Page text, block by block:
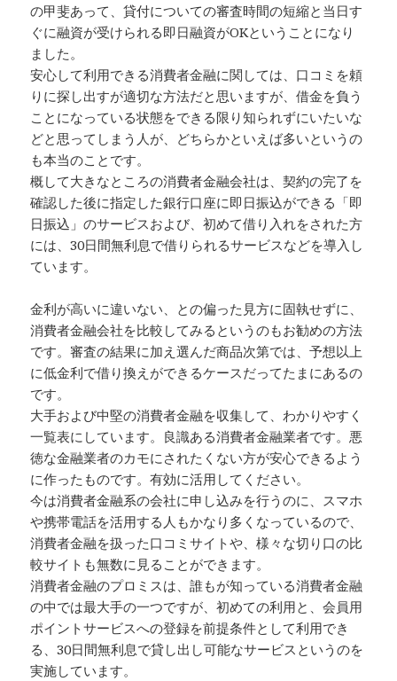
の甲斐あって、貸付についての審査時間の短縮と当日す
ぐに融資が受けられる即日融資がOKということになり
ました。
安心して利用できる消費者金融に関しては、口コミを頼
りに探し出すが適切な方法だと思いますが、借金を負う
ことになっている状態をできる限り知られずにいたいな
どと思ってしまう人が、どちらかといえば多いというの
も本当のことです。
概して大きなところの消費者金融会社は、契約の完了を
確認した後に指定した銀行口座に即日振込ができる「即
日振込」のサービスおよび、初めて借り入れをされた方
には、30日間無利息で借りられるサービスなどを導入し
ています。
金利が高いに違いない、との偏った見方に固執せずに、
消費者金融会社を比較してみるというのもお勧めの方法
です。審査の結果に加え選んだ商品次第では、予想以上
に低金利で借り換えができるケースだってたまにあるの
です。
大手および中堅の消費者金融を収集して、わかりやすく
一覧表にしています。良識ある消費者金融業者です。悪
徳な金融業者のカモにされたくない方が安心できるよう
に作ったものです。有効に活用してください。
今は消費者金融系の会社に申し込みを行うのに、スマホ
や携帯電話を活用する人もかなり多くなっているので、
消費者金融を扱った口コミサイトや、様々な切り口の比
較サイトも無数に見ることができます。
消費者金融のプロミスは、誰もが知っている消費者金融
の中では最大手の一つですが、初めての利用と、会員用
ポイントサービスへの登録を前提条件として利用でき
る、30日間無利息で貸し出し可能なサービスというのを
実施しています。